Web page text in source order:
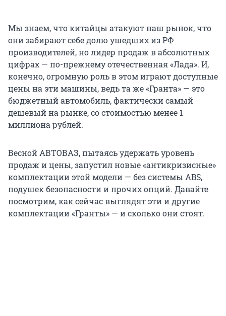
Мы знаем, что китайцы атакуют наш рынок, что
они забирают себе долю ушедших из РФ
производителей, но лидер продаж в абсолютных
цифрах — по-прежнему отечественная «Лада». И,
конечно, огромную роль в этом играют доступные
цены на эти машины, ведь та же «Гранта» — это
бюджетный автомобиль, фактически самый
дешевый на рынке, со стоимостью менее 1
миллиона рублей.
Весной АВТОВАЗ, пытаясь удержать уровень
продаж и цены, запустил новые «антикризисные»
комплектации этой модели — без системы ABS,
подушек безопасности и прочих опций. Давайте
посмотрим, как сейчас выглядят эти и другие
комплектации «Гранты» — и сколько они стоят.